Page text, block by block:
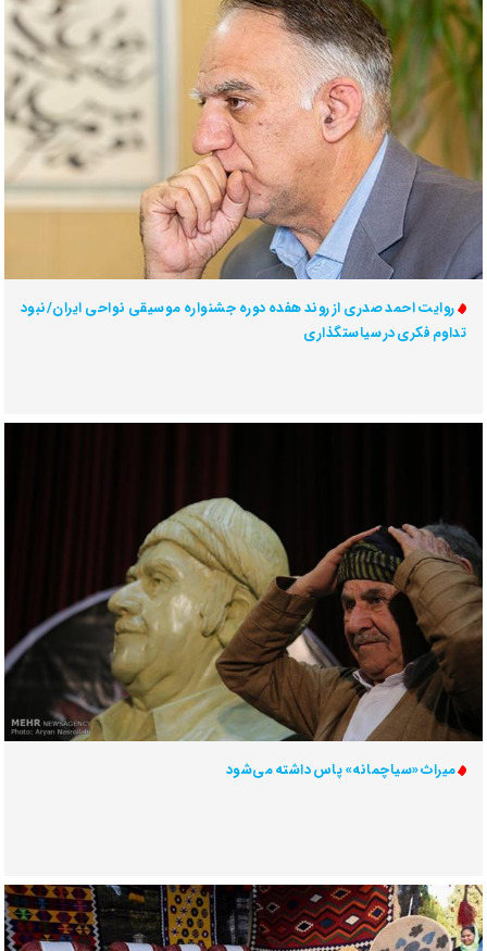
روایت احمد صدری از روند هفده دوره جشنواره موسیقی نواحی ایران/نبود
تداوم فکری در سیاستگذاری
میراث «سیاچمانه» پاس داشته می‌شود